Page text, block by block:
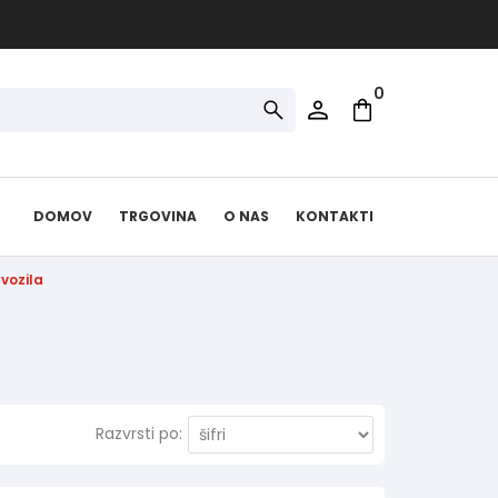
0
DOMOV TRGOVINA O NAS KONTAKTI
Razvrsti po: